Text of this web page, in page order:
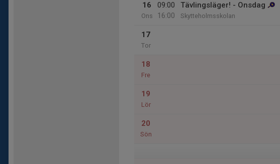
16
Ons
09:00
16:00
Tävlingsläger! - Onsdag
Skytteholmsskolan
17
Tor
18
Fre
19
Lör
20
Sön